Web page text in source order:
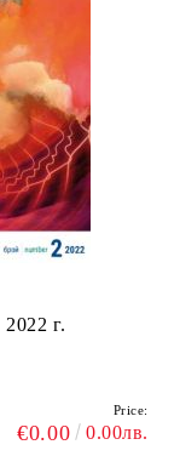
г.
Price:
€0.00 0.00лв.